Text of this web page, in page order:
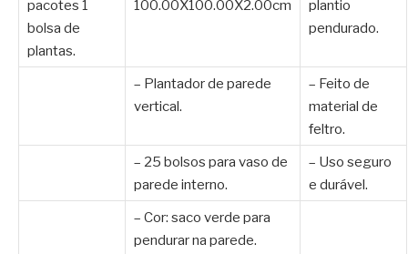
pacotes 1
bolsa de
plantas.
100.00X100.00X2.00cm
plantio
pendurado.
– Plantador de parede
vertical.
– Feito de
material de
feltro.
– 25 bolsos para vaso de
parede interno.
– Uso seguro
e durável.
– Cor: saco verde para
pendurar na parede.